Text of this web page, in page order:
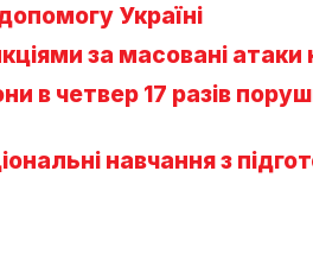
Україні
за масовані атаки
в четвер 17 разів
навчання з